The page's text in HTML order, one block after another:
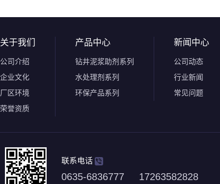
关于我们
公司介绍
企业文化
厂区环境
荣誉资质
产品中心
钻井泥浆助剂系列
水处理剂系列
环保产品系列
新闻中心
公司动态
行业新闻
常见问题
联系电话
0635-6836777 17263582828